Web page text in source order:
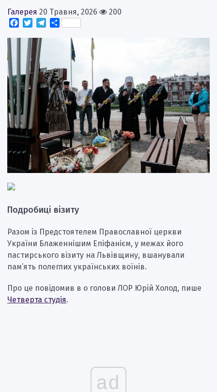
Галерея 20 Травня, 2026
200
Facebook
TwitterTelegram
Поділитися
Подробиці візиту
Разом із Предстоятелем Православної церкви
України Блаженнішим Епіфанієм, у межах його
пастирського візиту на Львівщину, вшанували
пам’ять полеглих українських воїнів.
Про це повідомив в о голови ЛОР Юрій Холод, пише
Четверта студія.
ad